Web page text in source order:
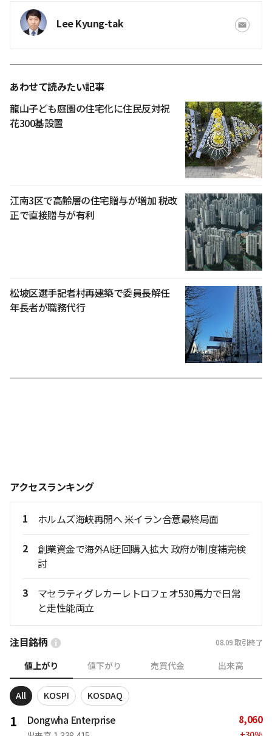
Lee Kyung-tak
あわせて読みたい記事
龍山子ども庭園の住宅化に住民反対祝
花300基設置
江南3区で高齢層の住宅贈与が増加 税改
正で直接贈与が有利
松坡区選手記者村再建築で委員長解任
年長者が職務代行
アクセスランキング
1 ホルムズ海峡再開へ 米イラン合意最終局面
2
創業資金で海外AI迂回購入拡大 政府が制度補完検
討
3
マセラティグレカーレトロフェオ530馬力で日常
と走性能両立
注目銘柄 08.09 取引終了
値上がり 値下がり 売買代金 出来高
All KOSPI KOSDAQ
1 Dongwha Enterprise 8,060